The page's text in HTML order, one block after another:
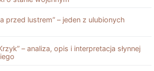
przed lustrem” – jeden z ulubionych
– analiza, opis i interpretacja słynnej